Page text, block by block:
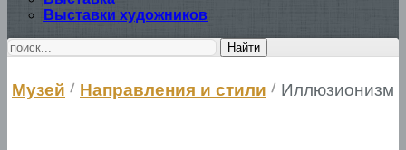
Выставки художников
Найти
Музей Направления и стили Иллюзионизм